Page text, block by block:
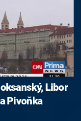
Libor
Pivoňka